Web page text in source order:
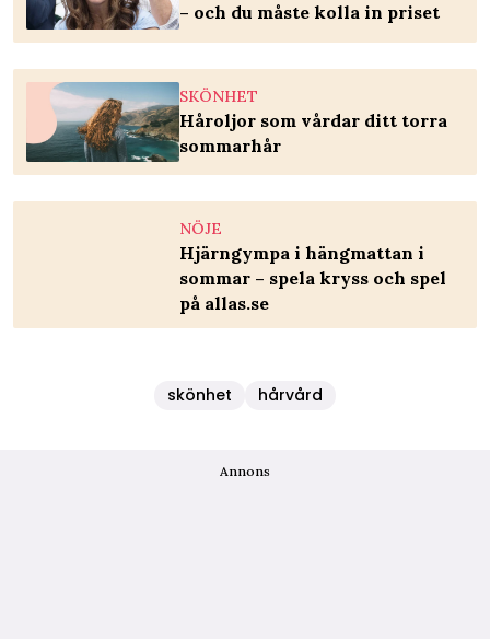
– och du måste kolla in priset
SKÖNHET
Håroljor som vårdar ditt torra
sommarhår
NÖJE
Hjärngympa i hängmattan i
sommar – spela kryss och spel
på allas.se
skönhet hårvård
Annons